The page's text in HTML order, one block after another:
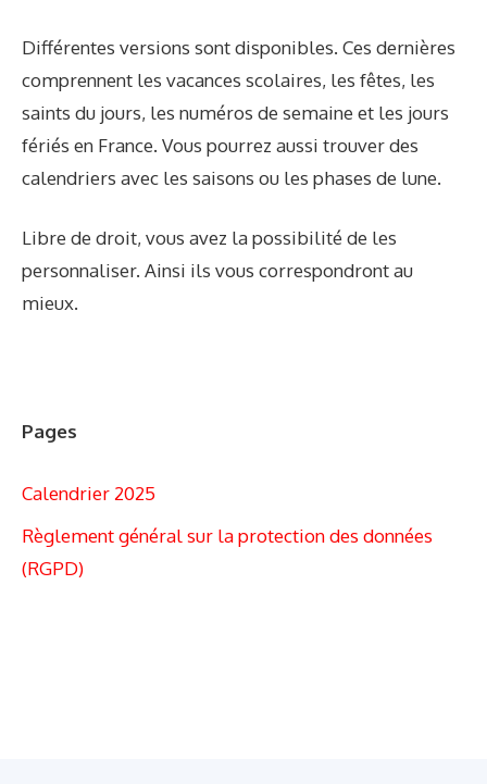
Différentes versions sont disponibles. Ces dernières
comprennent les vacances scolaires, les fêtes, les
saints du jours, les numéros de semaine et les jours
fériés en France. Vous pourrez aussi trouver des
calendriers avec les saisons ou les phases de lune.
Libre de droit, vous avez la possibilité de les
personnaliser. Ainsi ils vous correspondront au
mieux.
Pages
Calendrier 2025
Règlement général sur la protection des données
(RGPD)